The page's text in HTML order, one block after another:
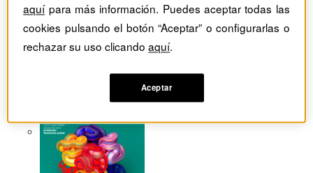
Dossieres
Revistas del mes
aquípara más información. Puedes aceptar todas las
cookies pulsando el botón “Aceptar” o configurarlas o
rechazar su uso clicandoaquí.
Aceptar